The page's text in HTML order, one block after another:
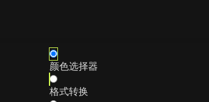
颜色选择器
格式转换